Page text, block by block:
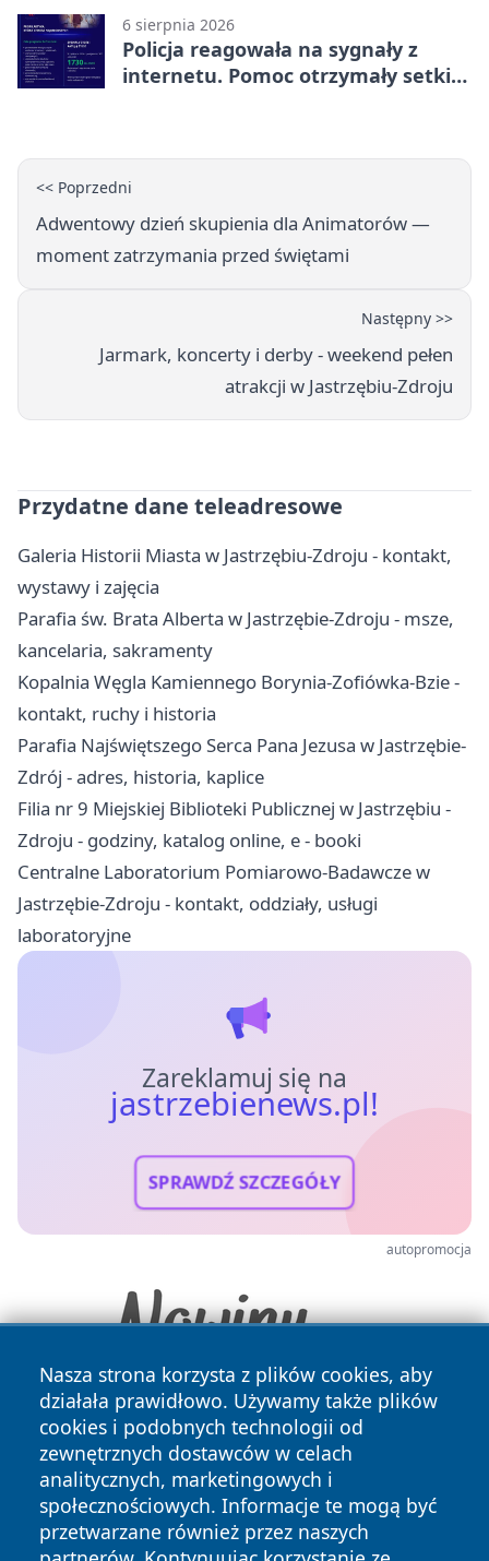
6 sierpnia 2026
Policja reagowała na sygnały z
internetu. Pomoc otrzymały setki
<< Poprzedni
Adwentowy dzień skupienia dla Animatorów —
moment zatrzymania przed świętami
Następny >>
Jarmark, koncerty i derby - weekend pełen
atrakcji w Jastrzębiu-Zdroju
Przydatne dane teleadresowe
Galeria Historii Miasta w Jastrzębiu-Zdroju - kontakt,
wystawy i zajęcia
Parafia św. Brata Alberta w Jastrzębie-Zdroju - msze,
kancelaria, sakramenty
Kopalnia Węgla Kamiennego Borynia-Zofiówka-Bzie -
kontakt, ruchy i historia
Parafia Najświętszego Serca Pana Jezusa w Jastrzębie-
Zdrój - adres, historia, kaplice
Filia nr 9 Miejskiej Biblioteki Publicznej w Jastrzębiu -
Zdroju - godziny, katalog online, e - booki
Centralne Laboratorium Pomiarowo-Badawcze w
Jastrzębie-Zdroju - kontakt, oddziały, usługi
laboratoryjne
Zareklamuj się na
jastrzebienews.pl!
SPRAWDŹ SZCZEGÓŁY
autopromocja
Nasza strona korzysta z plików cookies, aby
działała prawidłowo. Używamy także plików
cookies i podobnych technologii od
zewnętrznych dostawców w celach
analitycznych, marketingowych i
społecznościowych. Informacje te mogą być
przetwarzane również przez naszych
Copyright © 2026 jastrzebienews.pl Wszystkie prawa